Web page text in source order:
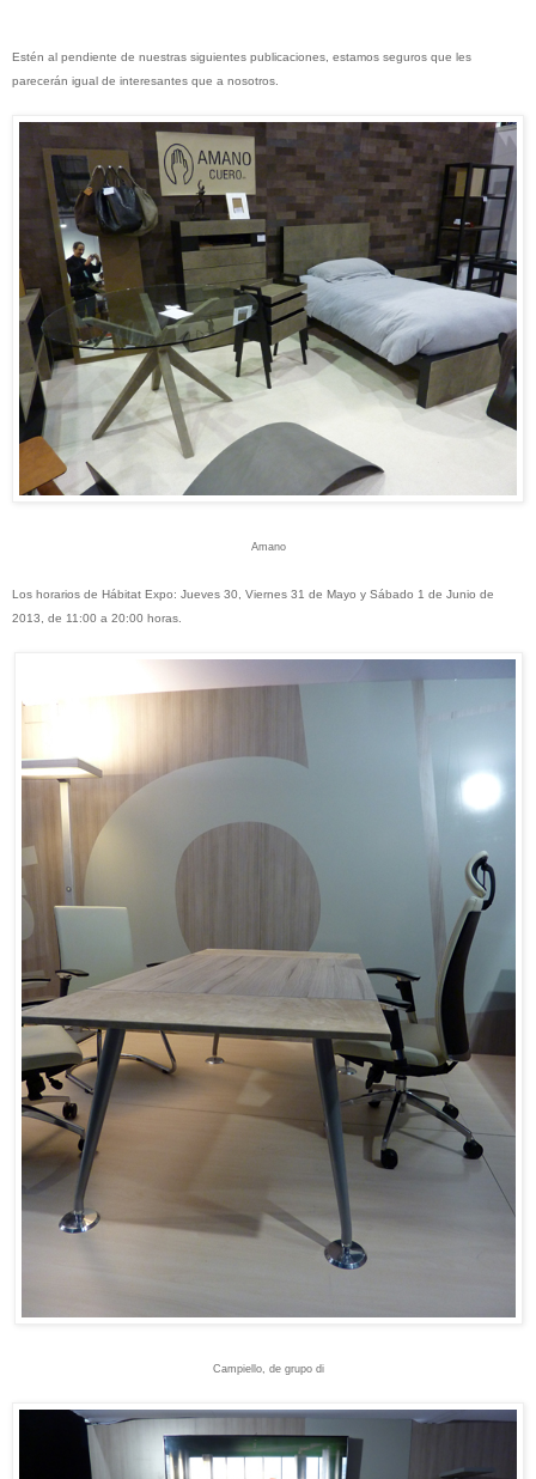
Estén al pendiente de nuestras siguientes publicaciones, estamos seguros que les
parecerán igual de interesantes que a nosotros.
Amano
Los horarios de Hábitat Expo: Jueves 30, Viernes 31 de Mayo y Sábado 1 de Junio de
2013, de 11:00 a 20:00 horas.
Campiello, de grupo di